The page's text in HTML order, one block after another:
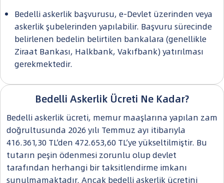
Bedelli askerlik başvurusu, e-Devlet üzerinden veya
askerlik şubelerinden yapılabilir. Başvuru sürecinde
belirlenen bedelin belirtilen bankalara (genellikle
Ziraat Bankası, Halkbank, Vakıfbank) yatırılması
gerekmektedir.
Bedelli Askerlik Ücreti Ne Kadar?
Bedelli askerlik ücreti, memur maaşlarına yapılan zam
doğrultusunda 2026 yılı Temmuz ayı itibarıyla
416.361,30 TL’den 472.653,60 TL’ye yükseltilmiştir. Bu
tutarın peşin ödenmesi zorunlu olup devlet
tarafından herhangi bir taksitlendirme imkanı
sunulmamaktadır. Ancak bedelli askerlik ücretini